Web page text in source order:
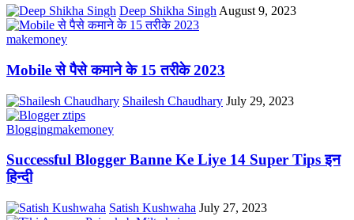
Deep Shikha Singh August 9, 2023
makemoney
Mobile से पैसे कमाने के 15 तरीके 2023
Shailesh Chaudhary July 29, 2023
Bloggingmakemoney
Successful Blogger Banne Ke Liye 14 Super Tips इन
हिन्दी
Satish Kushwaha July 27, 2023